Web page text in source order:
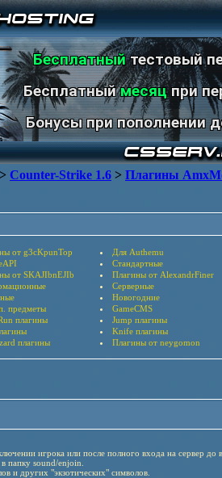
Бесплатныйтестовый
Бесплатныймесяцпри
Бонусы при пополнении
> Counter-Strike 1.6 > Плагины
от g3cKpunTop Для Authemu
Стандартные
от SKAJIbnEJIb Плагины от AlexandrFiner
Серверные
Новогодние
предметы GameCMS
плагины Jump плагины
Knife плагины
плагины Плагины от neygomon
игрока или после полного входа на сервер до
папку sound/enjoin.
и других "экзотических" символов.